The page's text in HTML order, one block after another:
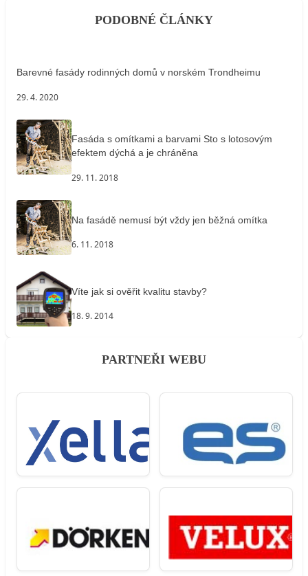
PODOBNÉ ČLÁNKY
Barevné fasády rodinných domů v norském Trondheimu
29. 4. 2020
Fasáda s omítkami a barvami Sto s lotosovým
efektem dýchá a je chráněna
29. 11. 2018
Na fasádě nemusí být vždy jen běžná omítka
6. 11. 2018
Víte jak si ověřit kvalitu stavby?
18. 9. 2014
PARTNEŘI WEBU